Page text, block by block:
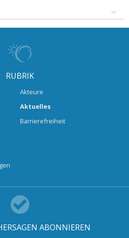
RUBRIK
Akteure
Aktuelles
Barrierefreiheit
ABONNIEREN